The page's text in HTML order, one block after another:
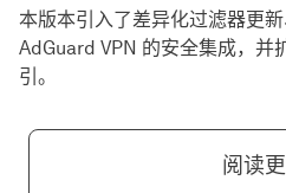
本版本引入了差异化过滤器更
AdGuard VPN 的安全集成，并
引。
阅读